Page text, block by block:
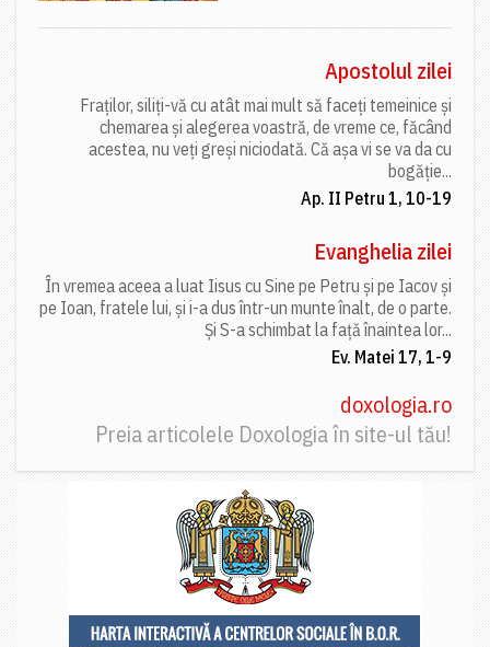
Apostolul zilei
Fraților, siliți-vă cu atât mai mult să faceți temeinice și
chemarea și alegerea voastră, de vreme ce, făcând
acestea, nu veți greși niciodată. Că așa vi se va da cu
bogăție...
Ap. II Petru 1, 10-19
Evanghelia zilei
În vremea aceea a luat Iisus cu Sine pe Petru și pe Iacov și
pe Ioan, fratele lui, și i-a dus într-un munte înalt, de o parte.
Și S-a schimbat la față înaintea lor...
Ev. Matei 17, 1-9
doxologia.ro
Preia articolele Doxologia în site-ul tău!